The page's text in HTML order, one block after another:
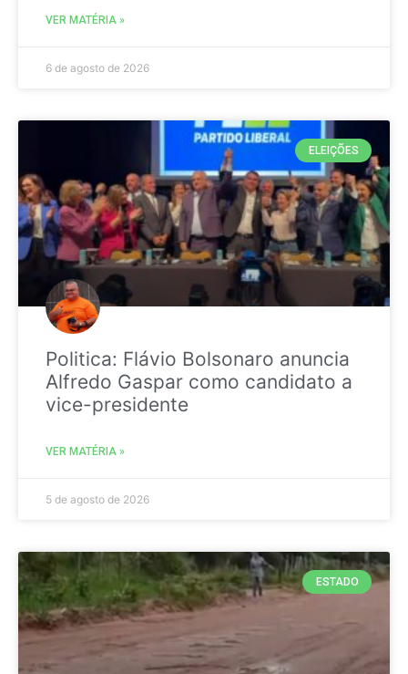
VER MATÉRIA »
6 de agosto de 2026
ELEIÇÕES
Politica: Flávio Bolsonaro anuncia
Alfredo Gaspar como candidato a
vice-presidente
VER MATÉRIA »
5 de agosto de 2026
ESTADO